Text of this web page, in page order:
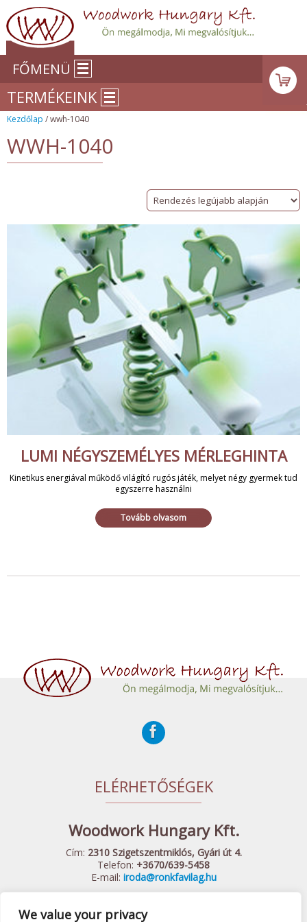
We value your privacy
FŐMENÜ
Kezdőlap / wwh-1040
WWH-1040
LUMI NÉGYSZEMÉLYES MÉRLEGHINTA
Kinetikus energiával működő világító rugós játék, melyet négy gyermek tud
egyszerre használni
Tovább olvasom
TERMÉKEINK
ELÉRHETŐSÉGEK
Woodwork Hungary Kft.
Cím: 2310 Szigetszentmiklós, Gyári út 4.
Telefon: +3670/639-5458
E-mail: iroda@ronkfavilag.hu
© 2015 Woodwork Hungary Kft. - Minden Jog Fenntartva